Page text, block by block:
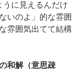
に見えるんだけ
いのよ」的な雰囲
雰囲気出てて結構
和解（意思疎